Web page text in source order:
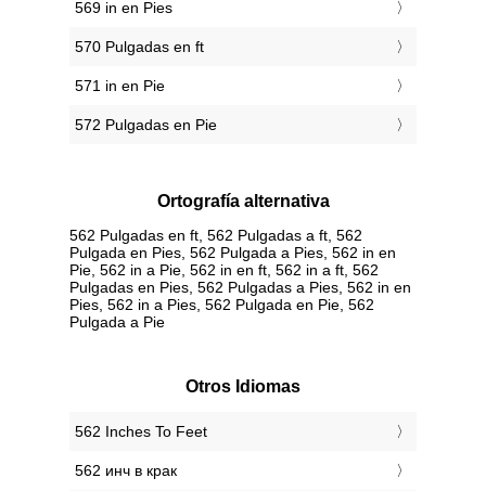
569 in en Pies
570 Pulgadas en ft
571 in en Pie
572 Pulgadas en Pie
Ortografía alternativa
562 Pulgadas en ft, 562 Pulgadas a ft, 562
Pulgada en Pies, 562 Pulgada a Pies, 562 in en
Pie, 562 in a Pie, 562 in en ft, 562 in a ft, 562
Pulgadas en Pies, 562 Pulgadas a Pies, 562 in en
Pies, 562 in a Pies, 562 Pulgada en Pie, 562
Pulgada a Pie
Otros Idiomas
‎562 Inches To Feet
‎562 инч в крак